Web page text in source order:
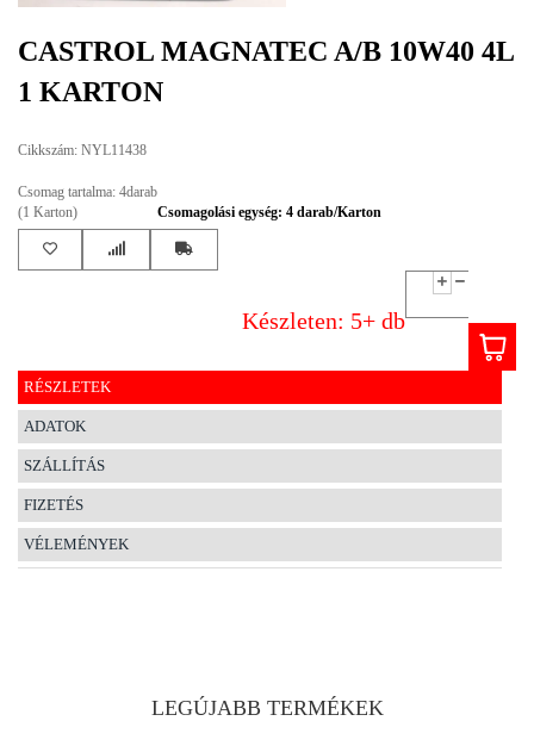
AJÁNLATOK
INFO
(HÉTFŐTŐL PÉNTEKIG 8-17H)
+36 70 674 0983
NYIRLUBKFT@GMAIL.COM
NYÍR-LUB KFT.:
CASTROL MAGNATEC A/B 10W40 4L
1 KARTON
Cikkszám: NYL11438
Csomag tartalma: 4darab
(1 Karton)
Csomagolási egység: 4 darab/Karton
Készleten: 5+ db
RÉSZLETEK
ADATOK
SZÁLLÍTÁS
FIZETÉS
VÉLEMÉNYEK
LEGÚJABB TERMÉKEK